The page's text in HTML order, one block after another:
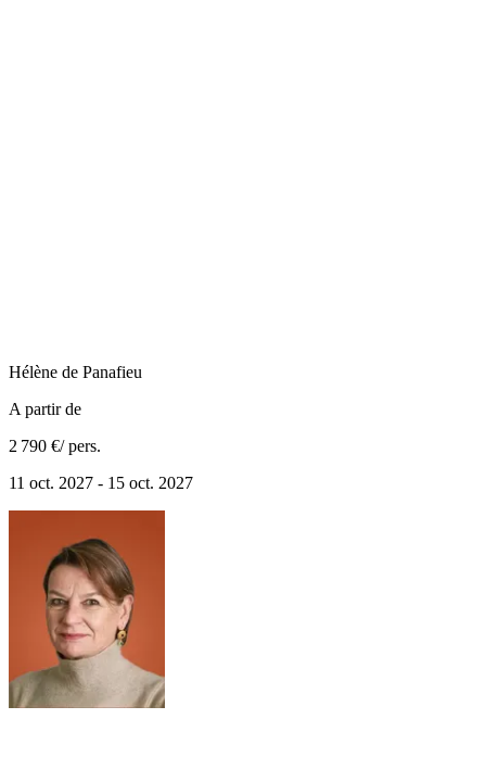
Hélène de Panafieu
A partir de
2 790 €/ pers.
11 oct. 2027 - 15 oct. 2027